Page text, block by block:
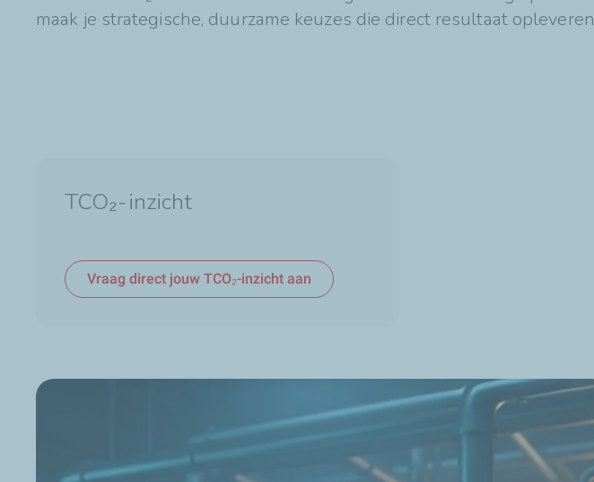
maak je strategische, duurzame keuzes die direct resultaat
TCO₂-inzicht
Vraag direct jouw TCO₂-inzicht aan